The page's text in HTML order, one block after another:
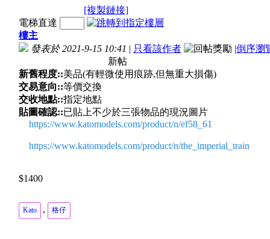
[複製鏈接]
電梯直達
樓主
發表於 2021-9-15 10:41 | 只看該作者 |倒序瀏
新帖
新舊程度::美品(有輕微使用痕跡,但無重大損傷)
交易意向::等價交換
交收地點::指定地點
貼圖確認::已貼上不少於三張物品的現況圖片
https://www.katomodels.com/product/n/ef58_61
https://www.katomodels.com/product/n/the_imperial_train
$1400
Kato , 格仔